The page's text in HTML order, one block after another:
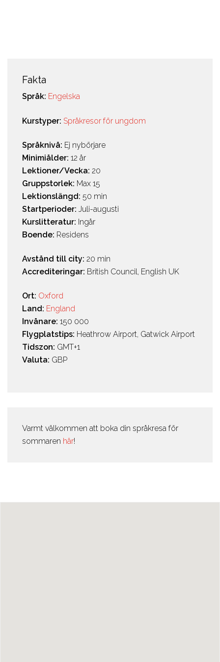
Fakta
Språk: Engelska
Kurstyper: Språkresor för ungdom
Språknivå: Ej nybörjare
Minimiålder: 12 år
Lektioner/Vecka: 20
Gruppstorlek: Max 15
Lektionslängd: 50 min
Startperioder: Juli-augusti
Kurslitteratur: Ingår
Boende: Residens
Avstånd till city: 20 min
Accrediteringar: British Council, English UK
Ort: Oxford
Land: England
Invånare: 150 000
Flygplatstips: Heathrow Airport, Gatwick Airport
Tidszon: GMT+1
Valuta: GBP
Varmt välkommen att boka din språkresa för
sommaren här!